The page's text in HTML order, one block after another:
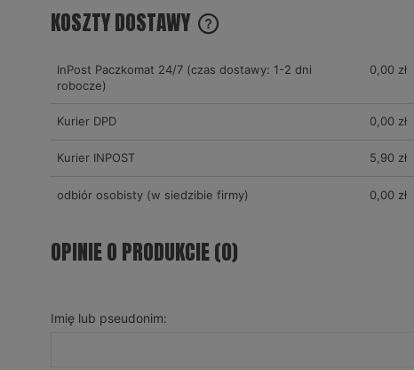
KOSZTY DOSTAWY
CENA NIE ZAWIERA EWENTUALNYCH KOSZTÓW
InPost Paczkomat 24/7 (czas dostawy: 1-2 dni
robocze)
0,00 zł
Kurier DPD 0,00 zł
Kurier INPOST 5,90 zł
odbiór osobisty(w siedzibie firmy) 0,00 zł
OPINIE O PRODUKCIE (0)
Imię lub pseudonim: